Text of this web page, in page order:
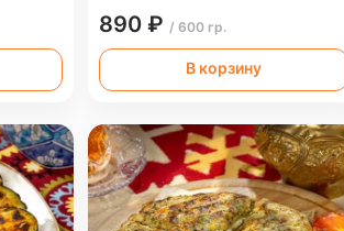
890 ₽ / 600 гр.
В корзину